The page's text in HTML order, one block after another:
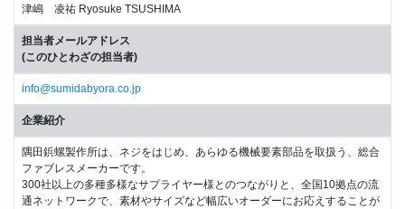
津嶋 凌祐 Ryosuke TSUSHIMA
担当者メールアドレス
(このひとわざの担当者)
info@sumidabyora.co.jp
企業紹介
隅田鋲螺製作所は、ネジをはじめ、あらゆる機械要素部品を取扱う、総合
ファブレスメーカーです。
300社以上の多種多様なサプライヤー様とのつながりと、全国10拠点の流
通ネットワークで、素材やサイズなど幅広いオーダーにお応えすることが